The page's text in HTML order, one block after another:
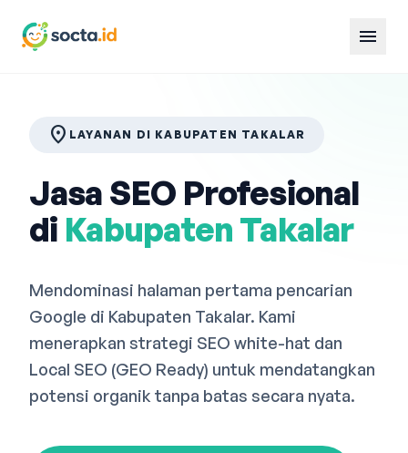
menu
location_on LAYANAN DI KABUPATEN TAKALAR
Jasa SEO Profesional
di Kabupaten Takalar
Mendominasi halaman pertama pencarian
Google di Kabupaten Takalar. Kami
menerapkan strategi SEO white-hat dan
Local SEO (GEO Ready) untuk mendatangkan
potensi organik tanpa batas secara nyata.